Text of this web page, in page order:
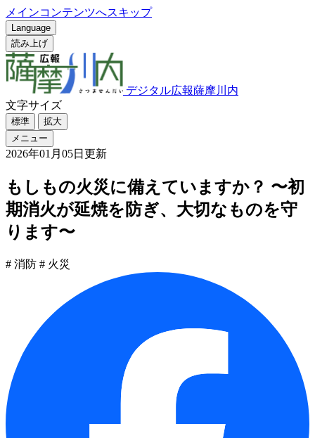
メインコンテンツへスキップ
Language
読み上げ
デジタル広報薩摩川内
文字サイズ
標準
拡大
メニュー
2026年01月05日更新
もしもの火災に備えていますか？ 〜初
期消火が延焼を防ぎ、大切なものを守
ります〜
# 消防 # 火災